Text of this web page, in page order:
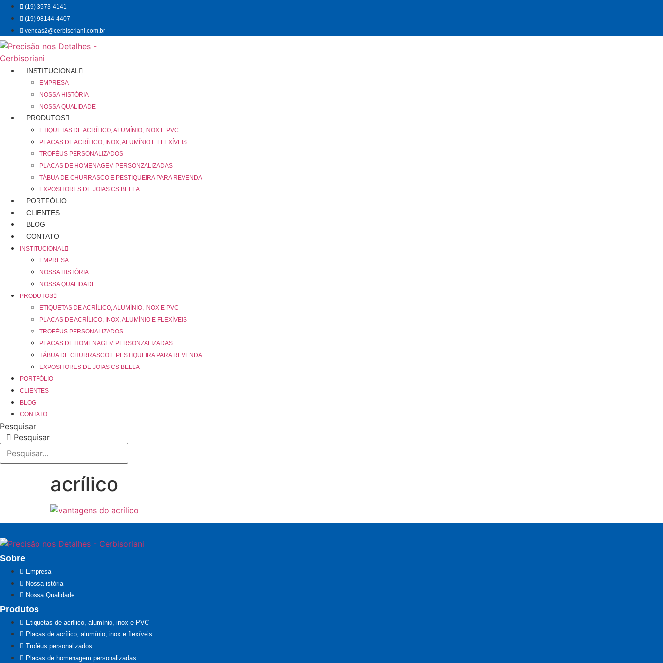
para
conteúdo
(19) 3573-4141
(19) 98144-4407
vendas2@cerbisoriani.com.br
INSTITUCIONAL
EMPRESA
NOSSA HISTÓRIA
NOSSA QUALIDADE
PRODUTOS
ETIQUETAS DE ACRÍLICO, ALUMÍNIO, INOX E PVC
PLACAS DE ACRÍLICO, INOX, ALUMÍNIO E FLEXÍVEIS
TROFÉUS PERSONALIZADOS
PLACAS DE HOMENAGEM PERSONZALIZADAS
TÁBUA DE CHURRASCO E PESTIQUEIRA PARA REVENDA
EXPOSITORES DE JOIAS CS BELLA
PORTFÓLIO
CLIENTES
BLOG
CONTATO
INSTITUCIONAL
EMPRESA
NOSSA HISTÓRIA
NOSSA QUALIDADE
PRODUTOS
ETIQUETAS DE ACRÍLICO, ALUMÍNIO, INOX E PVC
PLACAS DE ACRÍLICO, INOX, ALUMÍNIO E FLEXÍVEIS
TROFÉUS PERSONALIZADOS
PLACAS DE HOMENAGEM PERSONZALIZADAS
TÁBUA DE CHURRASCO E PESTIQUEIRA PARA REVENDA
EXPOSITORES DE JOIAS CS BELLA
PORTFÓLIO
CLIENTES
BLOG
CONTATO
Pesquisar
Pesquisar
acrílico
Sobre
Empresa
Nossa istória
Nossa Qualidade
Produtos
Etiquetas de acrílico, alumínio, inox e PVC
Placas de acrílico, alumínio, inox e flexíveis
Troféus personalizados
Placas de homenagem personalizadas